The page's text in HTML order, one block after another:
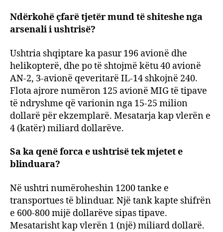
Ndërkohë çfarë tjetër mund të shiteshe nga
arsenali i ushtrisë?
Ushtria shqiptare ka pasur 196 avionë dhe
helikopterë, dhe po të shtojmë këtu 40 avionë
AN-2, 3-avionë qeveritarë IL-14 shkojnë 240.
Flota ajrore numëron 125 avionë MIG të tipave
të ndryshme që varionin nga 15-25 milion
dollarë për ekzemplarë. Mesatarja kap vlerën e
4 (katër) miliard dollarëve.
Sa ka qenë forca e ushtrisë tek mjetet e
blinduara?
Në ushtri numëroheshin 1200 tanke e
transportues të blinduar. Një tank kapte shifrën
e 600-800 mijë dollarëve sipas tipave.
Mesatarisht kap vlerën 1 (një) miliard dollarë.